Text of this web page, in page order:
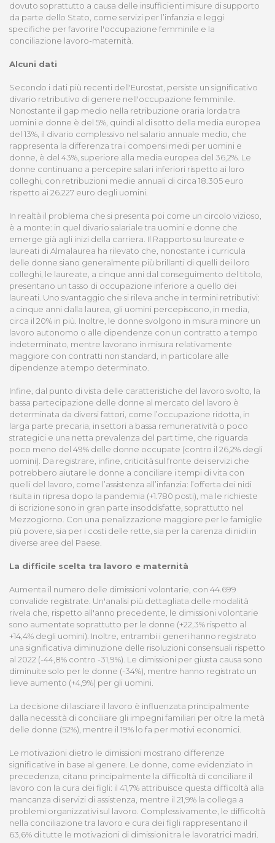
dovuto soprattutto a causa delle insufficienti misure di supporto
da parte dello Stato, come servizi per l’infanzia e leggi
specifiche per favorire l'occupazione femminile e la
conciliazione lavoro-maternità.
Alcuni dati
Secondo i dati più recenti dell'Eurostat, persiste un significativo
divario retributivo di genere nell'occupazione femminile.
Nonostante il gap medio nella retribuzione oraria lorda tra
uomini e donne è del 5%, quindi al di sotto della media europea
del 13%, il divario complessivo nel salario annuale medio, che
rappresenta la differenza tra i compensi medi per uomini e
donne, è del 43%, superiore alla media europea del 36,2%. Le
donne continuano a percepire salari inferiori rispetto ai loro
colleghi, con retribuzioni medie annuali di circa 18.305 euro
rispetto ai 26.227 euro degli uomini.
In realtà il problema che si presenta poi come un circolo vizioso,
è a monte: in quel divario salariale tra uomini e donne che
emerge già agli inizi della carriera. Il Rapporto su laureate e
laureati di Almalaurea ha rilevato che, nonostante i curricula
delle donne siano generalmente più brillanti di quelli dei loro
colleghi, le laureate, a cinque anni dal conseguimento del titolo,
presentano un tasso di occupazione inferiore a quello dei
laureati. Uno svantaggio che si rileva anche in termini retributivi:
a cinque anni dalla laurea, gli uomini percepiscono, in media,
circa il 20% in più. Inoltre, le donne svolgono in misura minore un
lavoro autonomo o alle dipendenze con un contratto a tempo
indeterminato, mentre lavorano in misura relativamente
maggiore con contratti non standard, in particolare alle
dipendenze a tempo determinato.
Infine, dal punto di vista delle caratteristiche del lavoro svolto, la
bassa partecipazione delle donne al mercato del lavoro è
determinata da diversi fattori, come l’occupazione ridotta, in
larga parte precaria, in settori a bassa remuneratività o poco
strategici e una netta prevalenza del part time, che riguarda
poco meno del 49% delle donne occupate (contro il 26,2% degli
uomini). Da registrare, infine, criticità sul fronte dei servizi che
potrebbero aiutare le donne a conciliare i tempi di vita con
quelli del lavoro, come l’assistenza all’infanzia: l’offerta dei nidi
risulta in ripresa dopo la pandemia (+1.780 posti), ma le richieste
di iscrizione sono in gran parte insoddisfatte, soprattutto nel
Mezzogiorno. Con una penalizzazione maggiore per le famiglie
più povere, sia per i costi delle rette, sia per la carenza di nidi in
diverse aree del Paese.
La difficile scelta tra lavoro e maternità
Aumenta il numero delle dimissioni volontarie, con 44.699
convalide registrate. Un'analisi più dettagliata delle modalità
rivela che, rispetto all'anno precedente, le dimissioni volontarie
sono aumentate soprattutto per le donne (+22,3% rispetto al
+14,4% degli uomini). Inoltre, entrambi i generi hanno registrato
una significativa diminuzione delle risoluzioni consensuali rispetto
al 2022 (-44,8% contro -31,9%). Le dimissioni per giusta causa sono
diminuite solo per le donne (-34%), mentre hanno registrato un
lieve aumento (+4,9%) per gli uomini.
La decisione di lasciare il lavoro è influenzata principalmente
dalla necessità di conciliare gli impegni familiari per oltre la metà
delle donne (52%), mentre il 19% lo fa per motivi economici.
Le motivazioni dietro le dimissioni mostrano differenze
significative in base al genere. Le donne, come evidenziato in
precedenza, citano principalmente la difficoltà di conciliare il
lavoro con la cura dei figli: il 41,7% attribuisce questa difficoltà alla
mancanza di servizi di assistenza, mentre il 21,9% la collega a
problemi organizzativi sul lavoro. Complessivamente, le difficoltà
nella conciliazione tra lavoro e cura dei figli rappresentano il
63,6% di tutte le motivazioni di dimissioni tra le lavoratrici madri.